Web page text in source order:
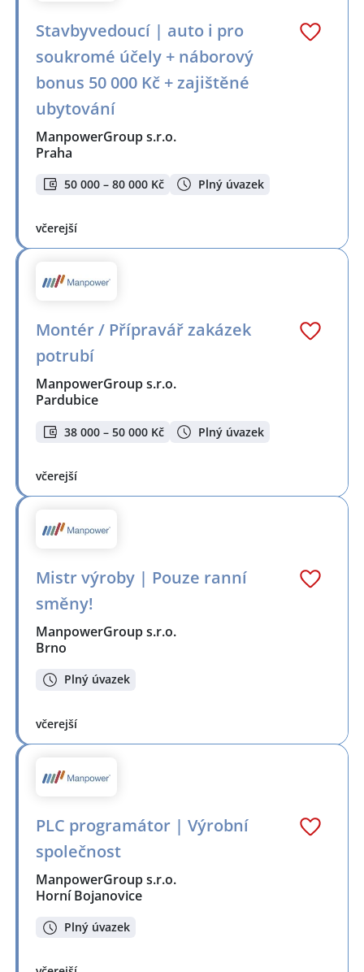
Stavbyvedoucí | auto i pro
soukromé účely + náborový
bonus 50 000 Kč + zajištěné
ubytování
ManpowerGroup s.r.o.
Praha
50 000 – 80 000 Kč Plný úvazek
včerejší
Montér / Přípravář zakázek
potrubí
ManpowerGroup s.r.o.
Pardubice
38 000 – 50 000 Kč Plný úvazek
včerejší
Mistr výroby | Pouze ranní
směny!
ManpowerGroup s.r.o.
Brno
Plný úvazek
včerejší
PLC programátor | Výrobní
společnost
ManpowerGroup s.r.o.
Horní Bojanovice
Plný úvazek